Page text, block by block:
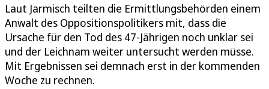
Laut Jarmisch teilten die Ermittlungsbehörden einem
Anwalt des Oppositionspolitikers mit, dass die
Ursache für den Tod des 47-Jährigen noch unklar sei
und der Leichnam weiter untersucht werden müsse.
Mit Ergebnissen sei demnach erst in der kommenden
Woche zu rechnen.